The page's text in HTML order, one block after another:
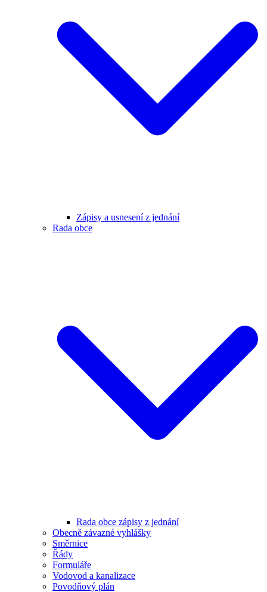
Zápisy a usnesení z jednání
Rada obce
Rada obce zápisy z jednání
Obecně závazné vyhlášky
Směrnice
Řády
Formuláře
Vodovod a kanalizace
Povodňový plán